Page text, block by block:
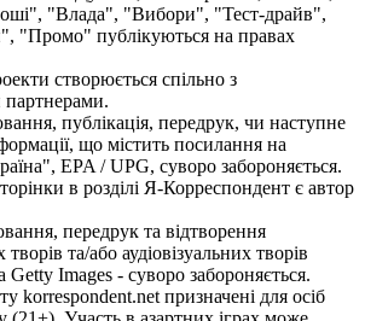
"Влада", "Вибори", "Тест-драйв",
"Промо" публікуються на правах
створюється спільно з
публікація, передрук, чи наступне
що містить посилання на
EPA / UPG, суворо забороняється.
в розділі Я-Корреспондент є автор
передрук та відтворення
та/або аудіовізуальних творів
Getty Images - суворо забороняється.
korrespondent.net призначені для осіб